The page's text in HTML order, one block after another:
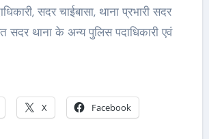
सदर चाईबासा, थाना प्रभारी सदर
सदर थाना के अन्य पुलिस पदाधिकारी एवं
X Facebook